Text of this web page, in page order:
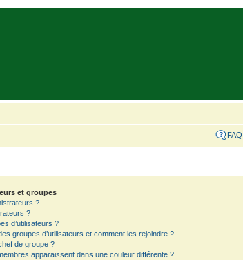
FAQ
et groupes
?
?
d’utilisateurs ?
groupes d’utilisateurs et comment les rejoindre ?
de groupe ?
apparaissent dans une couleur différente ?